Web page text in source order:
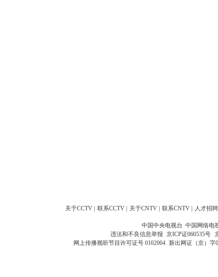
关于CCTV 联系CCTV 关于CNTV 联系CNTV 人才招聘
中国中央电视台 中国网络电
违法和不良信息举报 京ICP证060535号
网上传播视听节目许可证号 0102004 新出网证（京）